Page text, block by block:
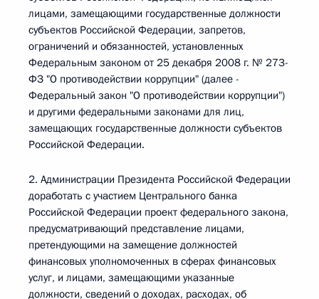
лицами, замещающими государственные должности
субъектов Российской Федерации, запретов,
ограничений и обязанностей, установленных
Федеральным законом от 25 декабря 2008 г. № 273-
ФЗ "О противодействии коррупции" (далее -
Федеральный закон "О противодействии коррупции")
и другими федеральными законами для лиц,
замещающих государственные должности субъектов
Российской Федерации.
2. Администрации Президента Российской Федерации
доработать с участием Центрального банка
Российской Федерации проект федерального закона,
предусматривающий представление лицами,
претендующими на замещение должностей
финансовых уполномоченных в сферах финансовых
услуг, и лицами, замещающими указанные
должности, сведений о доходах, расходах, об